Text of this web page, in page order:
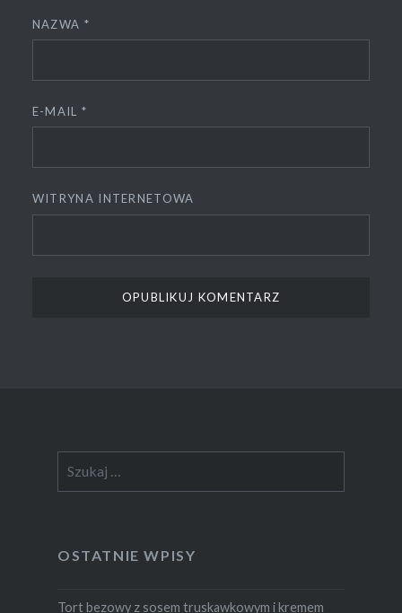
NAZWA *
E-MAIL *
WITRYNA INTERNETOWA
OSTATNIE WPISY
Tort bezowy z sosem truskawkowym i kremem